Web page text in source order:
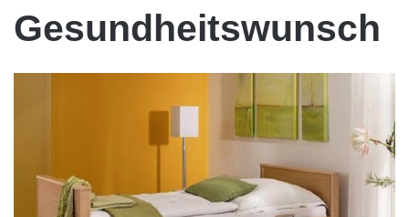
Gesundheitswunsch